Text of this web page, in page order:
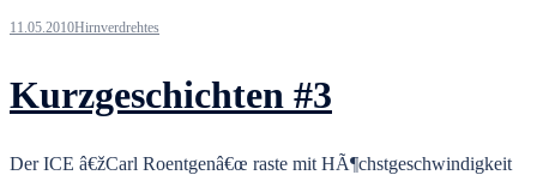
11.05.2010Hirnverdrehtes
Kurzgeschichten #3
Der ICE â€žCarl Roentgenâ€œ raste mit HÃ¶chstgeschwindigkeit